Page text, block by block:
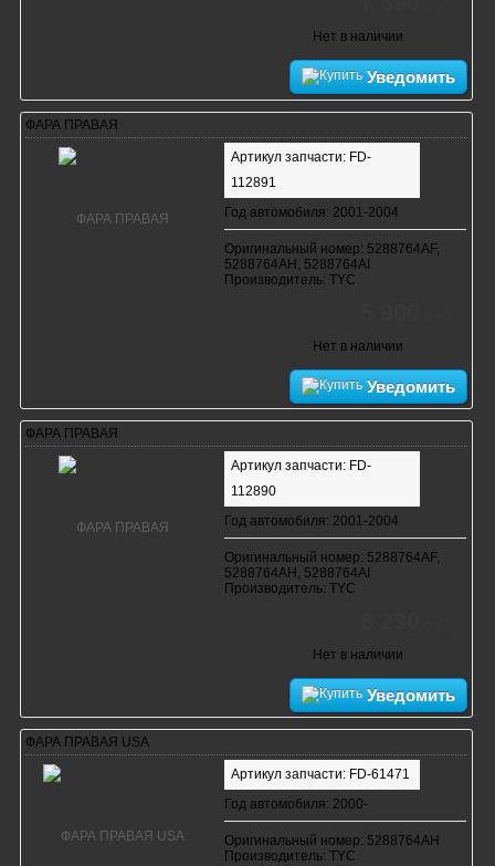
Нет в наличии
Уведомить
ФАРА ПРАВАЯ
Артикул запчасти: FD-
112891
Год автомобиля: 2001-2004
Оригинальный номер: 5288764AF,
5288764AH, 5288764AI
Производитель: TYC
Нет в наличии
Уведомить
ФАРА ПРАВАЯ
Артикул запчасти: FD-
112890
Год автомобиля: 2001-2004
Оригинальный номер: 5288764AF,
5288764AH, 5288764AI
Производитель: TYC
Нет в наличии
Уведомить
ФАРА ПРАВАЯ USA
Артикул запчасти: FD-61471
Год автомобиля: 2000-
Оригинальный номер: 5288764AH
Производитель: TYC